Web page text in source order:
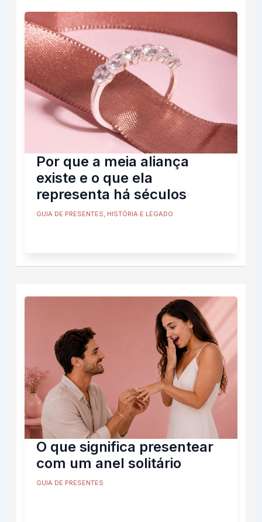
Por que a meia aliança
existe e o que ela
representa há séculos
GUIA DE PRESENTES HISTÓRIA E LEGADO
O que significa presentear
com um anel solitário
GUIA DE PRESENTES